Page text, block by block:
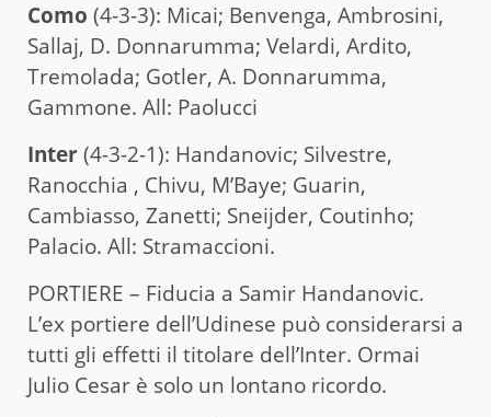
Como (4-3-3): Micai; Benvenga, Ambrosini,
Sallaj, D. Donnarumma; Velardi, Ardito,
Tremolada; Gotler, A. Donnarumma,
Gammone. All: Paolucci
Inter(4-3-2-1): Handanovic; Silvestre,
Ranocchia , Chivu, M’Baye; Guarin,
Cambiasso, Zanetti; Sneijder, Coutinho;
Palacio. All: Stramaccioni.
PORTIERE – Fiducia a Samir Handanovic.
L’ex portiere dell’Udinese può considerarsi a
tutti gli effetti il titolare dell’Inter. Ormai
Julio Cesar è solo un lontano ricordo.